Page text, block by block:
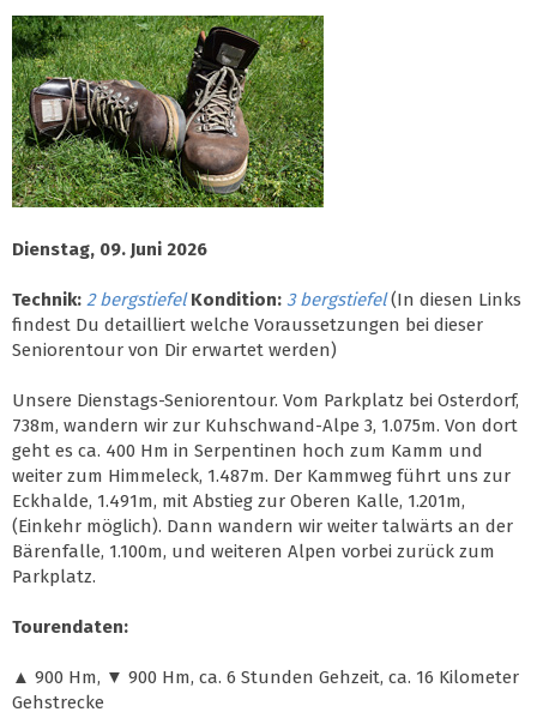
Dienstag, 09. Juni 2026
Technik: 2 bergstiefel Kondition: 3 bergstiefel (In diesen Links
findest Du detailliert welche Voraussetzungen bei dieser
Seniorentour von Dir erwartet werden)
Unsere Dienstags-Seniorentour. Vom Parkplatz bei Osterdorf,
738m, wandern wir zur Kuhschwand-Alpe 3, 1.075m. Von dort
geht es ca. 400 Hm in Serpentinen hoch zum Kamm und
weiter zum Himmeleck, 1.487m. Der Kammweg führt uns zur
Eckhalde, 1.491m, mit Abstieg zur Oberen Kalle, 1.201m,
(Einkehr möglich). Dann wandern wir weiter talwärts an der
Bärenfalle, 1.100m, und weiteren Alpen vorbei zurück zum
Parkplatz.
Tourendaten:
▲ 900 Hm, ▼ 900 Hm, ca. 6 Stunden Gehzeit, ca. 16 Kilometer
Gehstrecke